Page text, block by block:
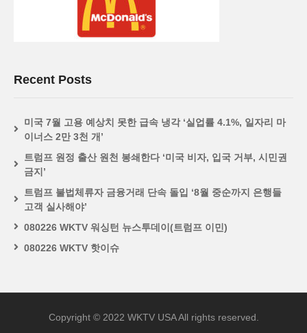
Recent Posts
미국 7월 고용 예상치 못한 급속 냉각 ‘실업률 4.1%, 일자리 마
이너스 2만 3천 개’
트럼프 원정 출산 원천 봉쇄한다 ‘미국 비자, 입국 거부, 시민권
금지’
트럼프 불법체류자 금융거래 단속 돌입 ‘8월 중순까지 은행들
고객 실사해야’
080226 WKTV 워싱턴 뉴스투데이(트럼프 이민)
080226 WKTV 핫이슈
Copyright © 2022 WKTV USA All rights reserved.